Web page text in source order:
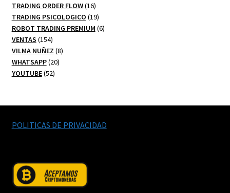
productos
TRADING ORDER FLOW 1616
productos
TRADING PSICOLOGICO 1919
productos
ROBOT TRADING PREMIUM 66
VENTAS 154154
productos
VILMA NUÑEZ 88
WHATSAPP 2020
YOUTUBE 5252
POLITICAS DE PRIVACIDAD